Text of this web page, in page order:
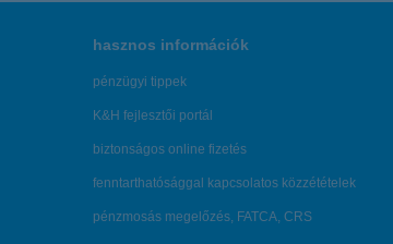
hasznos információk
pénzügyi tippek
K&H fejlesztői portál
biztonságos online fizetés
fenntarthatósággal kapcsolatos közzétételek
pénzmosás megelőzés, FATCA, CRS